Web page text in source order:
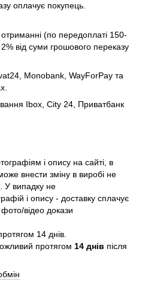
оплачує покупець.
(по передоплаті 150-
від суми грошового переказу
Monobank, WayForPay та
Ibox, City 24, Приватбанк
і опису на сайті, в
внести зміну в виробі не
У випадку не
і опису - доставку сплачує
відео докази
14 днів.
протягом 14 днів після